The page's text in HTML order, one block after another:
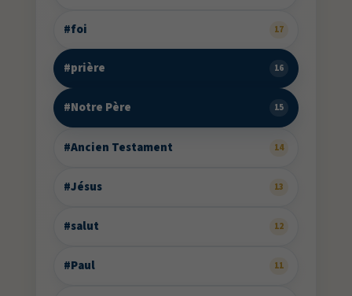
#foi 17
#prière 16
#Notre Père 15
#Ancien Testament 14
#Jésus 13
#salut 12
#Paul 11